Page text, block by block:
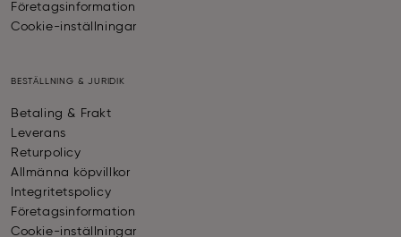
Företagsinformation
Cookie-inställningar
BESTÄLLNING & JURIDIK
Betaling & Frakt
Leverans
Returpolicy
Allmänna köpvillkor
Integritetspolicy
Företagsinformation
Cookie-inställningar